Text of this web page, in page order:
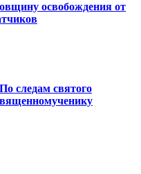
освобождения от
следам святого